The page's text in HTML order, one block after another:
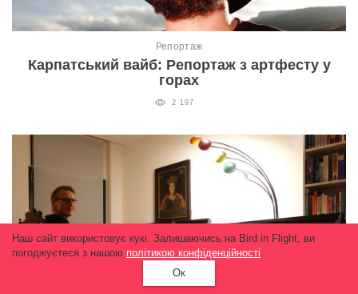
Репортаж
Карпатський вайб: Репортаж з артфесту у
горах
2 197
Наш сайт використовує кукі. Залишаючись на Bird in Flight, ви
погоджуєтеся з нашою політикою конфіденційності.
Ок